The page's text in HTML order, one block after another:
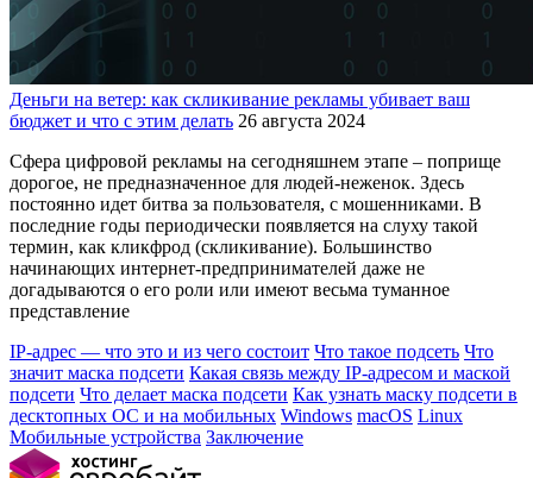
Деньги на ветер: как скликивание рекламы убивает ваш
бюджет и что с этим делать 26 августа 2024
Сфера цифровой рекламы на сегодняшнем этапе – поприще
дорогое, не предназначенное для людей-неженок. Здесь
постоянно идет битва за пользователя, с мошенниками. В
последние годы периодически появляется на слуху такой
термин, как кликфрод (скликивание). Большинство
начинающих интернет-предпринимателей даже не
догадываются о его роли или имеют весьма туманное
представление
IP-адрес — что это и из чего состоит Что такое подсеть Что
значит маска подсети Какая связь между IP-адресом и маской
подсети Что делает маска подсети Как узнать маску подсети в
десктопных ОС и на мобильных Windows macOS Linux
Мобильные устройства Заключение